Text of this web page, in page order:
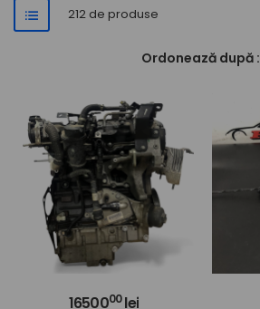
212 de produse
Ordonează după :
1650000lei